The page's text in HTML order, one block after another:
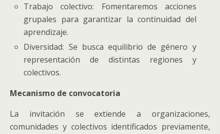
Trabajo colectivo: Fomentaremos acciones
grupales para garantizar la continuidad del
aprendizaje.
Diversidad: Se busca equilibrio de género y
representación de distintas regiones y
colectivos.
Mecanismo de convocatoria
La invitación se extiende a organizaciones,
comunidades y colectivos identificados previamente,